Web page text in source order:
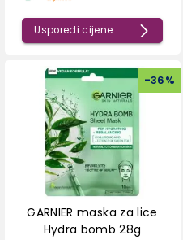
Usporedi cijene
-36%
GARNIER maska za lice
Hydra bomb 28g